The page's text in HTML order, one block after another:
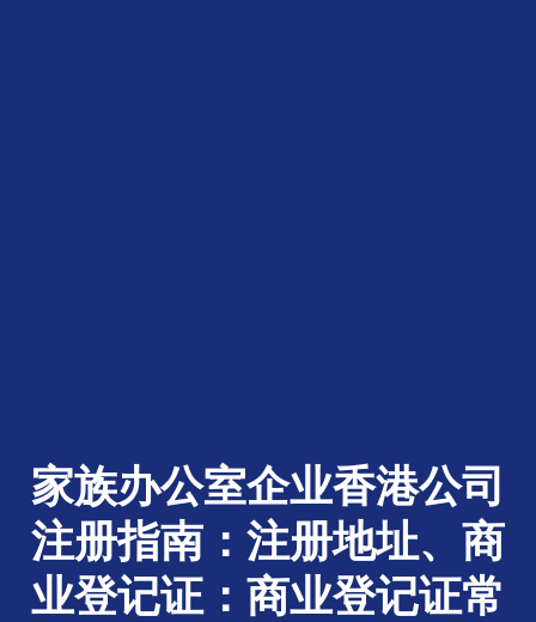
家族办公室企业香港公司
注册指南：注册地址、商
业登记证：商业登记证常